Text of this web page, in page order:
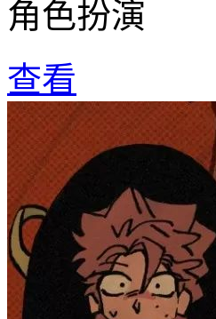
角色扮演
查看